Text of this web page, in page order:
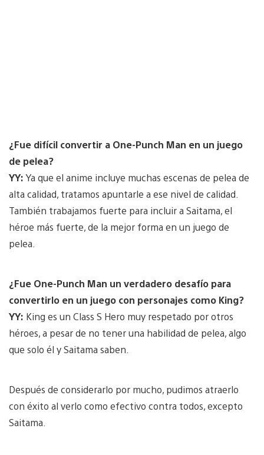
¿Fue difícil convertir a One-Punch Man en un juego
de pelea?
YY:Ya que el anime incluye muchas escenas de pelea de
alta calidad, tratamos apuntarle a ese nivel de calidad.
También trabajamos fuerte para incluir a Saitama, el
héroe más fuerte, de la mejor forma en un juego de
pelea.
¿Fue One-Punch Man un verdadero desafío para
convertirlo en un juego con personajes como King?
YY: King es un Class S Hero muy respetado por otros
héroes, a pesar de no tener una habilidad de pelea, algo
que solo él y Saitama saben.
Después de considerarlo por mucho, pudimos atraerlo
con éxito al verlo como efectivo contra todos, excepto
Saitama.